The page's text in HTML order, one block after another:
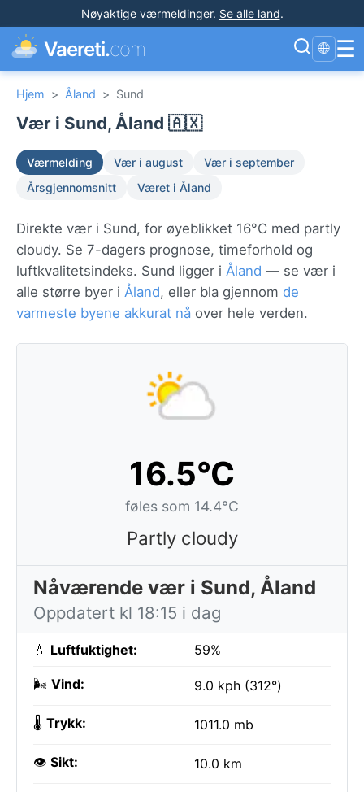
Nøyaktige værmeldinger. Se alle land.
Vaereti.com 🌐 ☰
Hjem > Åland > Sund
Vær i Sund, Åland 🇦🇽
Værmelding Vær i august
Vær i september
Årsgjennomsnitt
Været i Åland
Direkte vær i Sund, for øyeblikket 16°C med partly
cloudy. Se 7-dagers prognose, timeforhold og
luftkvalitetsindeks. Sund ligger i Åland — se vær i
alle større byer i Åland, eller bla gjennom de
varmeste byene akkurat nå over hele verden.
16.5°C
føles som 14.4°C
Partly cloudy
Nåværende vær i Sund, Åland
Oppdatert kl 18:15 i dag
💧 Luftfuktighet: 59%
🌬️ Vind: 9.0 kph (312°)
🌡️ Trykk: 1011.0 mb
👁️ Sikt: 10.0 km